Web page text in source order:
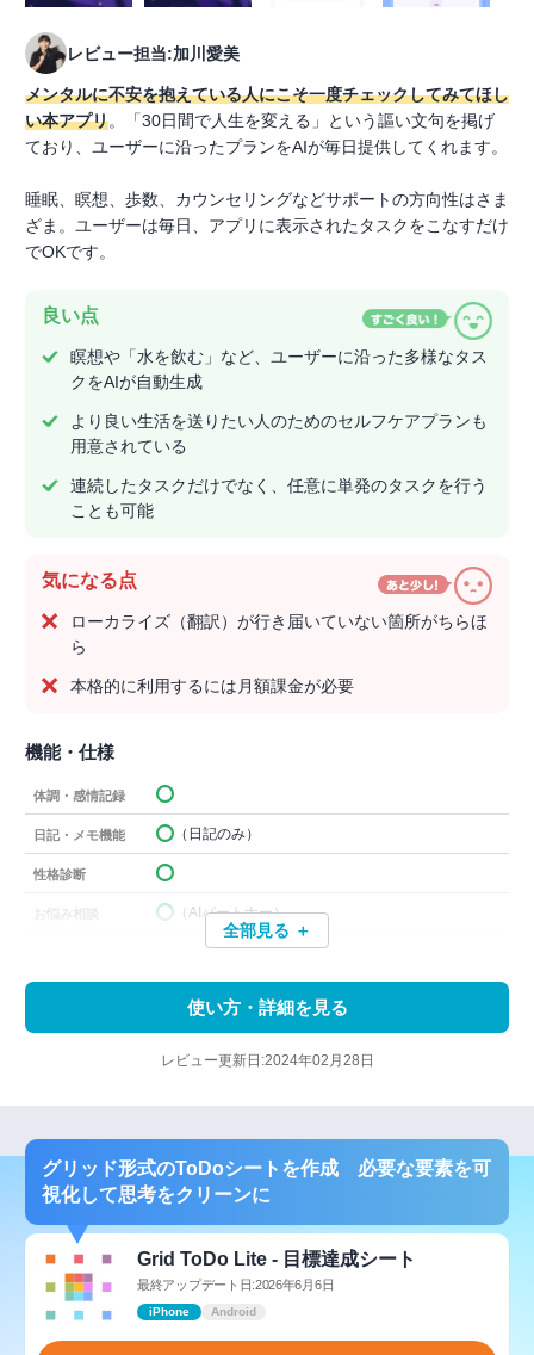
レビュー担当:加川愛美
メンタルに不安を抱えている人にこそ一度チェックしてみてほし
い本アプリ。「30日間で人生を変える」という謳い文句を掲げ
ており、ユーザーに沿ったプランをAIが毎日提供してくれます。
睡眠、瞑想、歩数、カウンセリングなどサポートの方向性はさま
ざま。ユーザーは毎日、アプリに表示されたタスクをこなすだけ
でOKです。
良い点
瞑想や「水を飲む」など、ユーザーに沿った多様なタス
クをAIが自動生成
より良い生活を送りたい人のためのセルフケアプランも
用意されている
連続したタスクだけでなく、任意に単発のタスクを行う
ことも可能
気になる点
ローカライズ（翻訳）が行き届いていない箇所がちらほ
ら
本格的に利用するには月額課金が必要
機能・仕様
体調・感情記録
日記・メモ機能 （日記のみ）
性格診断
お悩み相談 （AIパートナー）
全部見る ＋
使い方・詳細を見る
レビュー更新日:2024年02月28日
グリッド形式のToDoシートを作成 必要な要素を可
視化して思考をクリーンに
Grid ToDo Lite - 目標達成シート
最終アップデート日:2026年6月6日
iPhone Android